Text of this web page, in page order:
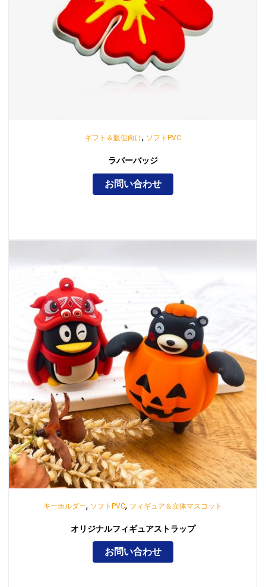
ギフト＆販促向け, ソフトPVC
ラバーバッジ
お問い合わせ
キーホルダー, ソフトPVC, フィギュア＆立体マスコット
オリジナルフィギュアストラップ
お問い合わせ